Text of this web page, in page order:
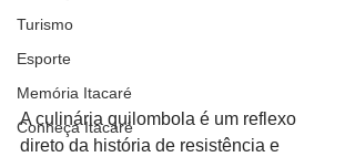
Turismo
Esporte
Memória Itacaré
Conheça Itacaré
A culinária quilombola é um reflexo
direto da história de resistência e